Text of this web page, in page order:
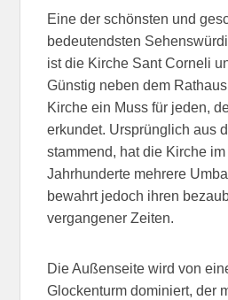
Eine der schönsten und
bedeutendsten
ist die Kirche Sant Corneli
Günstig neben dem
Kirche ein Muss für jeden,
erkundet. Ursprünglich aus
stammend, hat die Kirche
Jahrhunderte mehrere
bewahrt jedoch ihren
vergangener Zeiten.
Die Außenseite wird von
Glockenturm dominiert, der